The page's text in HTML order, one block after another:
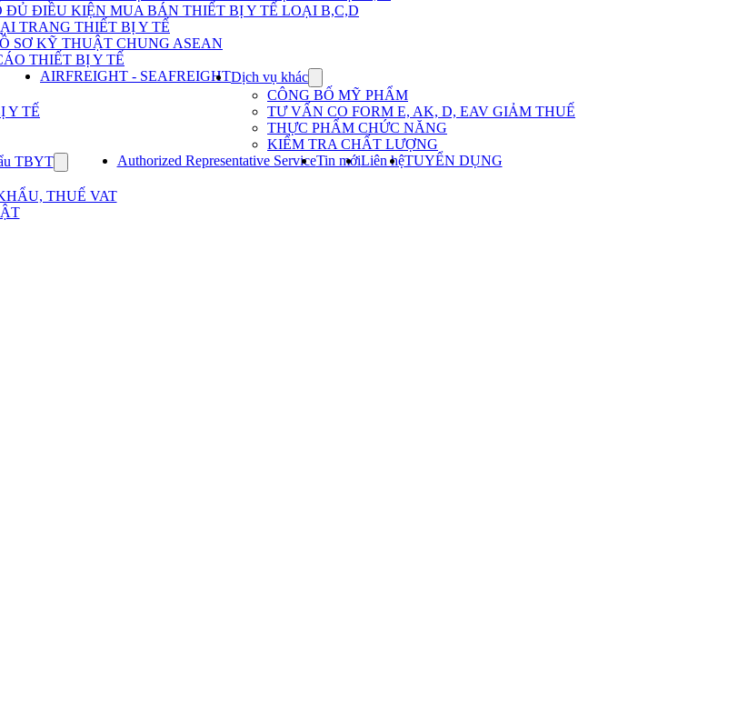
vụ
nhập
khẩu
TBYT
ĐỦ ĐIỀU KIỆN MUA BÁN THIẾT BỊ Y TẾ LOẠI B,C,D
TRANG THIẾT BỊ Y TẾ
SƠ KỸ THUẬT CHUNG ASEAN
THIẾT BỊ Y TẾ
Y TẾ
AIRFREIGHT - SEAFREIGHTDịch vụ khác
submenu
for
Dịch
vụ
khác
CÔNG BỐ MỸ PHẨM
TƯ VẤN CO FORM E, AK, D, EAV GIẢM THUẾ
THỰC PHẨM CHỨC NĂNG
KIỂM TRA CHẤT LƯỢNG
TBYT
submenu
for
Kinh
THUẾ VAT
Authorized Representative ServiceTin mớiLiên hệTUYỂN DỤNG